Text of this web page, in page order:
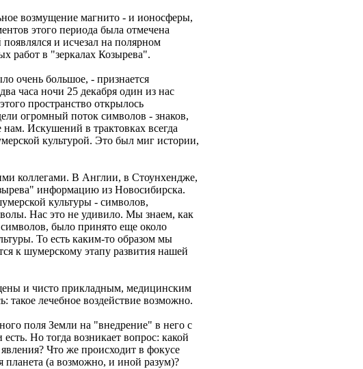
возмущение магнито - и ионосферы,
этого периода была отмечена
и исчезал на полярном
работ в "зеркалах Козырева".
очень большое, - признается
часа ночи 25 декабря один из нас
пространство открылось
огромный поток символов - знаков,
Искушений в трактовках всегда
культурой. Это был миг истории,
коллегами. В Англии, в Стоунхендже,
информацию из Новосибирска.
культуры - символов,
Нас это не удивило. Мы знаем, как
было принято еще около
То есть каким-то образом мы
к шумерскому этапу развития нашей
и чисто прикладным, медицинским
лечебное воздействие возможно.
поля Земли на "внедрение" в него с
Но тогда возникает вопрос: какой
Что же происходит в фокусе
планета (а возможно, и иной разум)?